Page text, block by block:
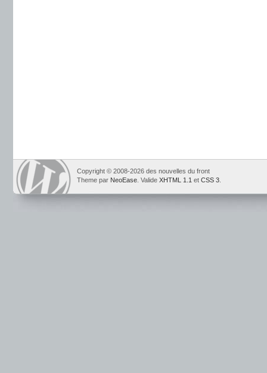
Copyright © 2008-2026 des nouvelles du front
Theme par NeoEase . Valide XHTML 1.1 et CSS 3